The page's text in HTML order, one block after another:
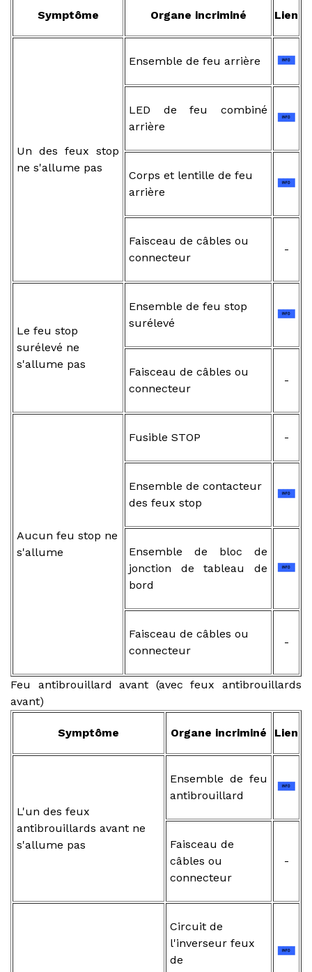
Symptôme Organe incriminé Lien
Un des feux stop
ne s'allume pas
Ensemble de feu arrière
LED de feu combiné
arrière
Corps et lentille de feu
arrière
Faisceau de câbles ou
connecteur
-
Le feu stop
surélevé ne
s'allume pas
Ensemble de feu stop
surélevé
Faisceau de câbles ou
connecteur
-
Aucun feu stop ne
s'allume
Fusible STOP -
Ensemble de contacteur
des feux stop
Ensemble de bloc de
jonction de tableau de
bord
Faisceau de câbles ou
connecteur
-
Feu antibrouillard avant (avec feux antibrouillards
avant)
Symptôme Organe incriminé Lien
L'un des feux
antibrouillards avant ne
s'allume pas
Ensemble de feu
antibrouillard
Faisceau de
câbles ou
connecteur
-
Circuit de
l'inverseur feux
de